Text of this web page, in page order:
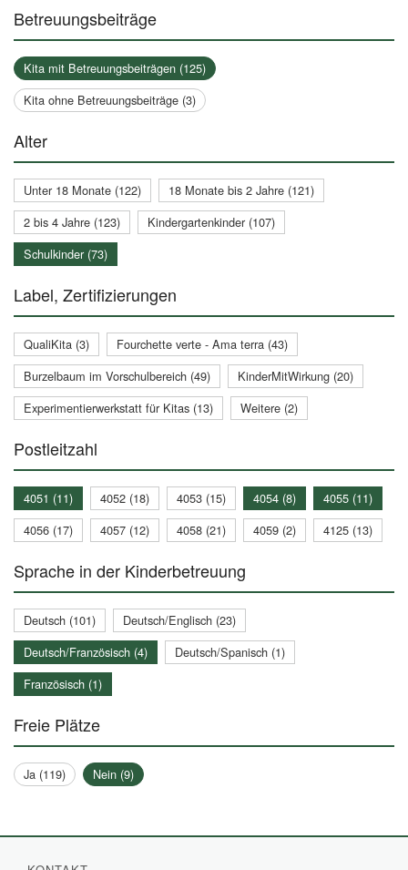
Betreuungsbeiträge
Kita mit Betreuungsbeiträgen (125)
Kita ohne Betreuungsbeiträge (3)
Alter
Unter 18 Monate (122)
18 Monate bis 2 Jahre (121)
2 bis 4 Jahre (123)
Kindergartenkinder (107)
Schulkinder (73)
Label, Zertifizierungen
QualiKita (3)
Fourchette verte - Ama terra (43)
Burzelbaum im Vorschulbereich (49)
KinderMitWirkung (20)
Experimentierwerkstatt für Kitas (13)
Weitere (2)
Postleitzahl
4051 (11) 4052 (18) 4053 (15) 4054 (8)
4055 (11)
4056 (17)
4057 (12) 4058 (21) 4059 (2) 4125 (13)
Sprache in der Kinderbetreuung
Deutsch (101)
Deutsch/Englisch (23)
Deutsch/Französisch (4)
Deutsch/Spanisch (1)
Französisch (1)
Freie Plätze
Ja (119) Nein (9)